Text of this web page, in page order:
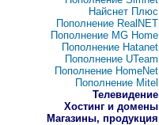
Найснет Плюс
Пополнение RealNET
Пополнение MG Home
Пополнение Hatanet
Пополнение UTeam
Пополнение HomeNet
Пополнение Mitel
Телевидение
Хостинг и домены
Магазины, продукция